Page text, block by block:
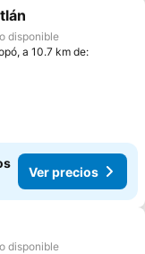
disponible
a 10.7 km de:
Ver precios
disponible